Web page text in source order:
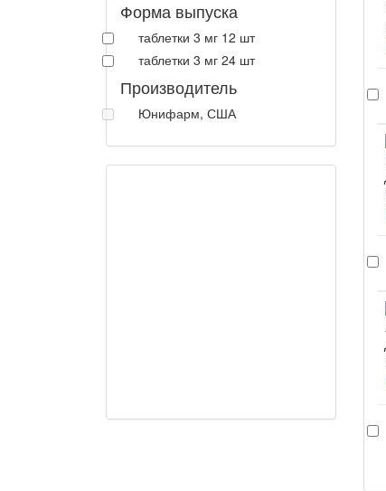
Форма выпуска
таблетки 3 мг 12 шт
таблетки 3 мг 24 шт
Производитель
Юнифарм, США